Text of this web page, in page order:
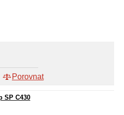
Porovnat
SP C430